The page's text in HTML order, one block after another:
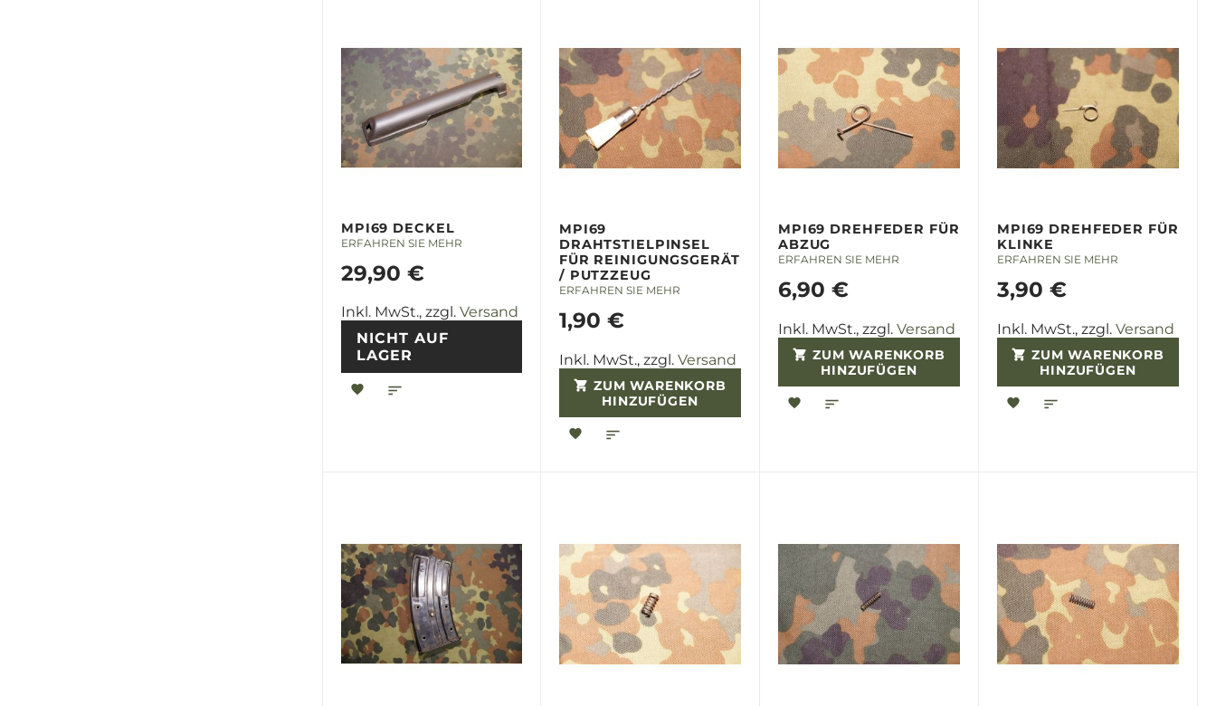
MPI69 DECKEL
ERFAHREN SIE MEHR
29,90 €
Inkl. MwSt., zzgl. Versand
NICHT AUF
LAGER
MPI69
DRAHTSTIELPINSEL
FÜR REINIGUNGSGERÄT
/ PUTZZEUG
ERFAHREN SIE MEHR
1,90 €
Inkl. MwSt., zzgl. Versand
ZUM WARENKORB
HINZUFÜGEN
MPI69 DREHFEDER FÜR
ABZUG
ERFAHREN SIE MEHR
6,90 €
Inkl. MwSt., zzgl. Versand
ZUM WARENKORB
HINZUFÜGEN
MPI69 DREHFEDER FÜR
KLINKE
ERFAHREN SIE MEHR
3,90 €
Inkl. MwSt., zzgl. Versand
ZUM WARENKORB
HINZUFÜGEN